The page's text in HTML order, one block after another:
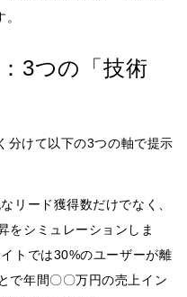
3つの「技術
分けて以下の3つの軸で提示
リード獲得数だけでなく、
をシミュレーションしま
トでは30%のユーザーが離
で年間〇〇万円の売上イン